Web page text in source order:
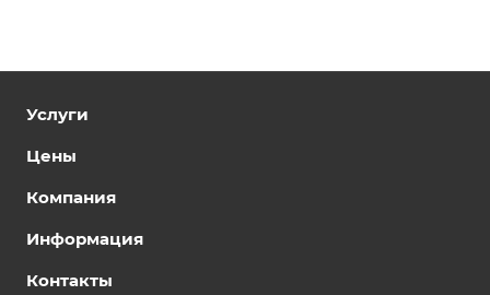
Услуги
Цены
Компания
Информация
Контакты